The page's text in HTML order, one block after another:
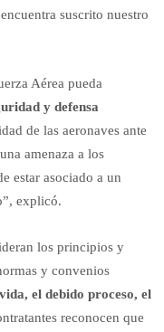
suscrito nuestro
Aérea pueda
y defensa
de las aeronaves ante
amenaza a los
estar asociado a un
explicó.
los principios y
y convenios
el debido proceso, el
reconocen que